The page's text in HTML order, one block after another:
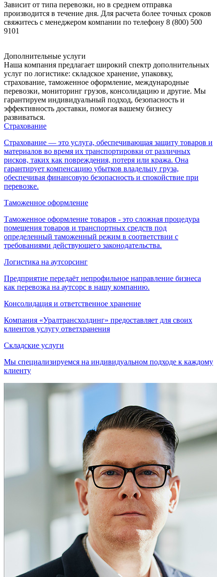
Зависит от типа перевозки, но в среднем отправка
производится в течение дня. Для расчета более точных сроков
свяжитесь с менеджером компании по телефону 8 (800) 500
9101
Дополнительные услуги
Наша компания предлагает широкий спектр дополнительных
услуг по логистике: складское хранение, упаковку,
страхование, таможенное оформление, международные
перевозки, мониторинг грузов, консолидацию и другие. Мы
гарантируем индивидуальный подход, безопасность и
эффективность доставки, помогая вашему бизнесу
развиваться.
Страхование
Страхование — это услуга, обеспечивающая защиту товаров и
материалов во время их транспортировки от различных
рисков, таких как повреждения, потеря или кража. Она
гарантирует компенсацию убытков владельцу груза,
обеспечивая финансовую безопасность и спокойствие при
перевозке.
Таможенное оформление
Таможенное оформление товаров - это сложная процедура
помещения товаров и транспортных средств под
определенный таможенный режим в соответствии с
требованиями действующего законодательства.
Логистика на аутсорсинг
Предприятие передаёт непрофильное направление бизнеса
как перевозка на аутсорс в нашу компанию.
Консолидация и ответственное хранение
Компания «Уралтрансхолдинг» предоставляет для своих
клиентов услугу ответхранения
Складские услуги
Мы специализируемся на индивидуальном подходе к каждому
клиенту